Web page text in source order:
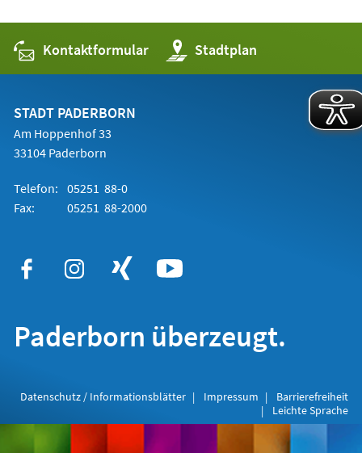
Kontaktformular Stadtplan
(Öffnet
in
einem
STADT PADERBORN
Am Hoppenhof 33
33104 Paderborn
Telefon: 05251 88-0
Fax:
05251 88-2000
Paderborn überzeugt.
Datenschutz / Informationsblätter Impressum
Barrierefreiheit
Leichte Sprache